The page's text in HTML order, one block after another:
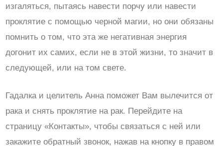
изгаляться, пытаясь навести порчу или навести
проклятие с помощью черной магии, но они обязаны
помнить о том, что эта же негативная энергия
догонит их самих, если не в этой жизни, то значит в
следующей, или на том свете.
Гадалка и целитель Анна поможет Вам вылечится от
рака и снять проклятие на рак. Перейдите на
страницу «Контакты», чтобы связаться с ней или
закажите обратный звонок, нажав на кнопку в правом